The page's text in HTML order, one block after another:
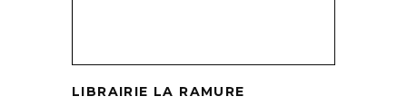
LIBRAIRIE LA RAMURE